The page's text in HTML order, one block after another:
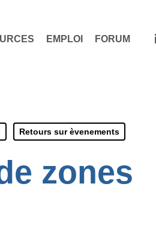
EMPLOI FORUM
Retours sur èvenements
zones